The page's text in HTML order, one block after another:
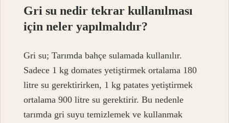
Gri su nedir tekrar kullanılması
için neler yapılmalıdır?
Gri su; Tarımda bahçe sulamada kullanılır.
Sadece 1 kg domates yetiştirmek ortalama 180
litre su gerektirirken, 1 kg patates yetiştirmek
ortalama 900 litre su gerektirir. Bu nedenle
tarımda gri suyu temizlemek ve kullanmak